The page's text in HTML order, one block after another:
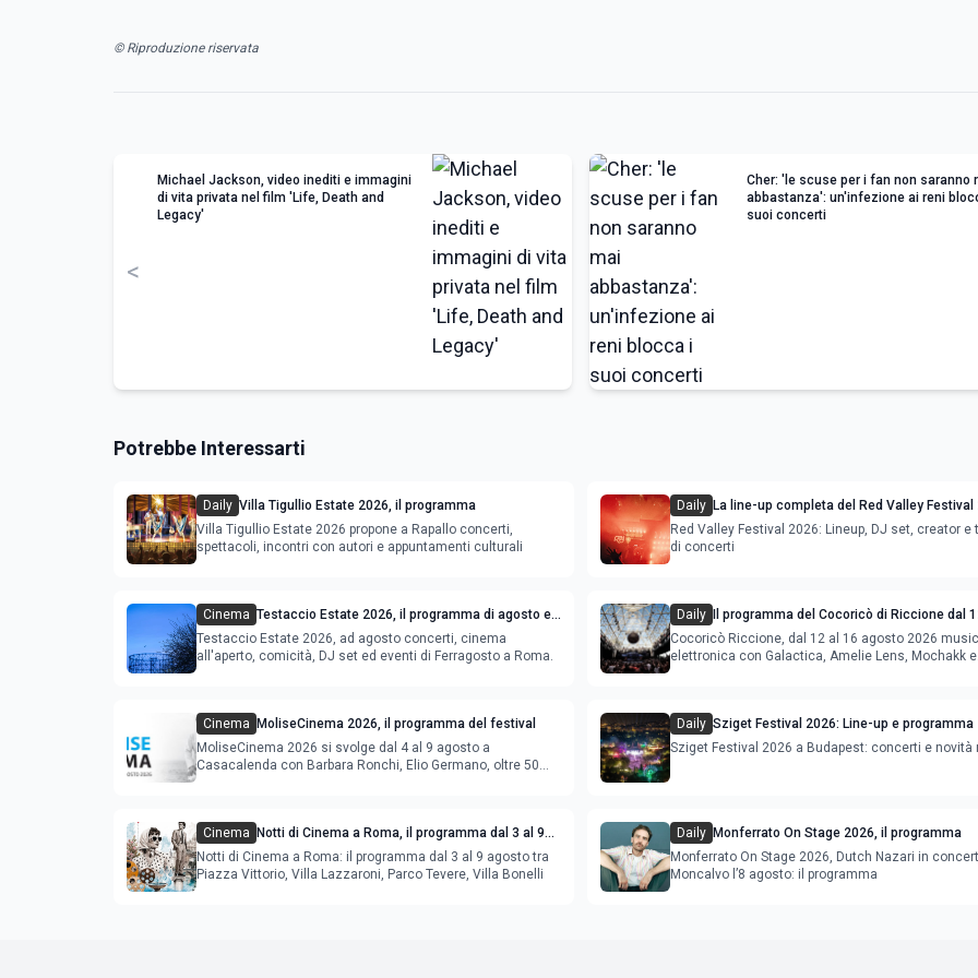
© Riproduzione riservata
<
Michael Jackson, video inediti e immagini
di vita privata nel film 'Life, Death and
Legacy'
Cher: 'le scuse per i fan non saranno
abbastanza': un'infezione ai reni
suoi concerti
Potrebbe Interessarti
Daily Villa Tigullio Estate 2026, il programma
Villa Tigullio Estate 2026 propone a Rapallo concerti,
spettacoli, incontri con autori e appuntamenti culturali
Daily La line-up completa del Red Valley Festival
Red Valley Festival 2026: Lineup, DJ set, creator e
di concerti
Cinema Testaccio Estate 2026, il programma di agosto e
Ferragosto
Testaccio Estate 2026, ad agosto concerti, cinema
all'aperto, comicità, DJ set ed eventi di Ferragosto a Roma.
Daily Il programma del Cocoricò di Riccione dal
agosto 2026
Cocoricò Riccione, dal 12 al 16 agosto 2026
elettronica con Galactica, Amelie Lens, Mochakk e
Cinema MoliseCinema 2026, il programma del festival
MoliseCinema 2026 si svolge dal 4 al 9 agosto a
Casacalenda con Barbara Ronchi, Elio Germano, oltre 50
Daily Sziget Festival 2026: Line-up e programma
Sziget Festival 2026 a Budapest: concerti e novità
Cinema Notti di Cinema a Roma, il programma dal 3 al 9
agosto
Notti di Cinema a Roma: il programma dal 3 al 9 agosto tra
Piazza Vittorio, Villa Lazzaroni, Parco Tevere, Villa Bonelli
Daily Monferrato On Stage 2026, il programma
Monferrato On Stage 2026, Dutch Nazari in
Moncalvo l’8 agosto: il programma